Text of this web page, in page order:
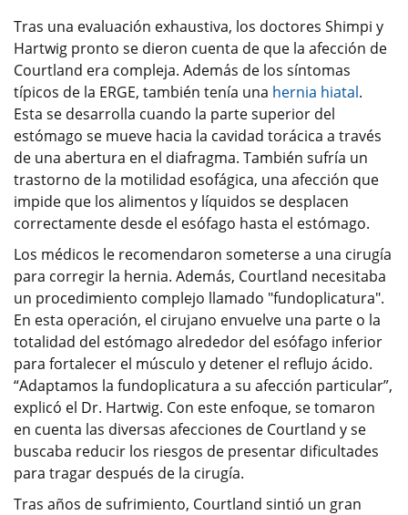
Tras una evaluación exhaustiva, los doctores Shimpi y
Hartwig pronto se dieron cuenta de que la afección de
Courtland era compleja. Además de los síntomas
típicos de la ERGE, también tenía una hernia hiatal.
Esta se desarrolla cuando la parte superior del
estómago se mueve hacia la cavidad torácica a través
de una abertura en el diafragma. También sufría un
trastorno de la motilidad esofágica, una afección que
impide que los alimentos y líquidos se desplacen
correctamente desde el esófago hasta el estómago.
Los médicos le recomendaron someterse a una cirugía
para corregir la hernia. Además, Courtland necesitaba
un procedimiento complejo llamado "fundoplicatura".
En esta operación, el cirujano envuelve una parte o la
totalidad del estómago alrededor del esófago inferior
para fortalecer el músculo y detener el reflujo ácido.
“Adaptamos la fundoplicatura a su afección particular”,
explicó el Dr. Hartwig. Con este enfoque, se tomaron
en cuenta las diversas afecciones de Courtland y se
buscaba reducir los riesgos de presentar dificultades
para tragar después de la cirugía.
Tras años de sufrimiento, Courtland sintió un gran